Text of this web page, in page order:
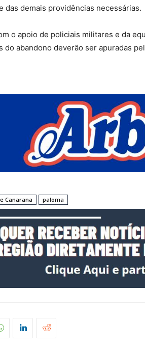
das demais providências necessárias.
o apoio de policiais militares e da
do abandono deverão ser apuradas
Canarana paloma